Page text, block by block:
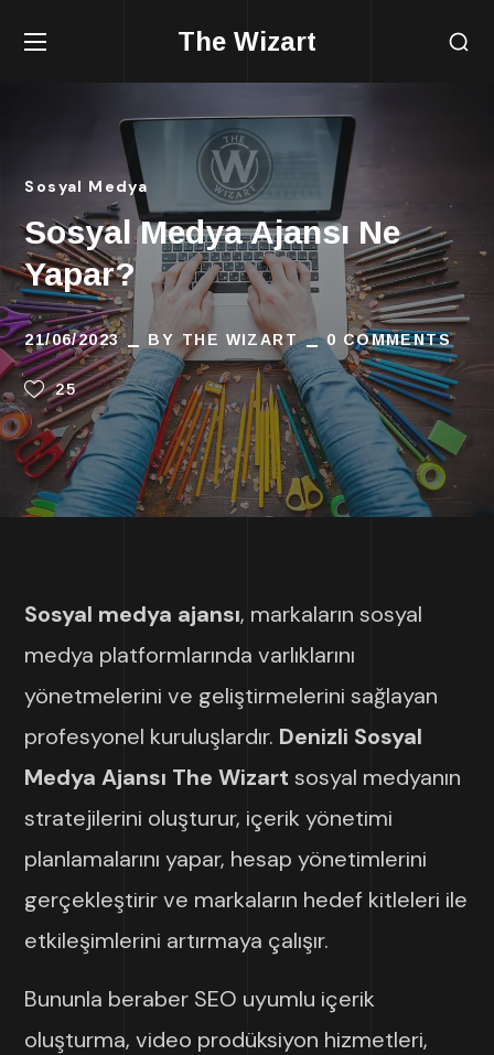
The Wizart
Sosyal Medya
Sosyal Medya Ajansı Ne
Yapar?
21/06/2023 BYTHE WIZART 0 COMMENTS
25
Sosyal medya ajansı, markaların sosyal
medya platformlarında varlıklarını
yönetmelerini ve geliştirmelerini sağlayan
profesyonel kuruluşlardır. Denizli Sosyal
Medya Ajansı The Wizart sosyal medyanın
stratejilerini oluşturur, içerik yönetimi
planlamalarını yapar, hesap yönetimlerini
gerçekleştirir ve markaların hedef kitleleri ile
etkileşimlerini artırmaya çalışır.
Bununla beraber SEO uyumlu içerik
oluşturma, video prodüksiyon hizmetleri,